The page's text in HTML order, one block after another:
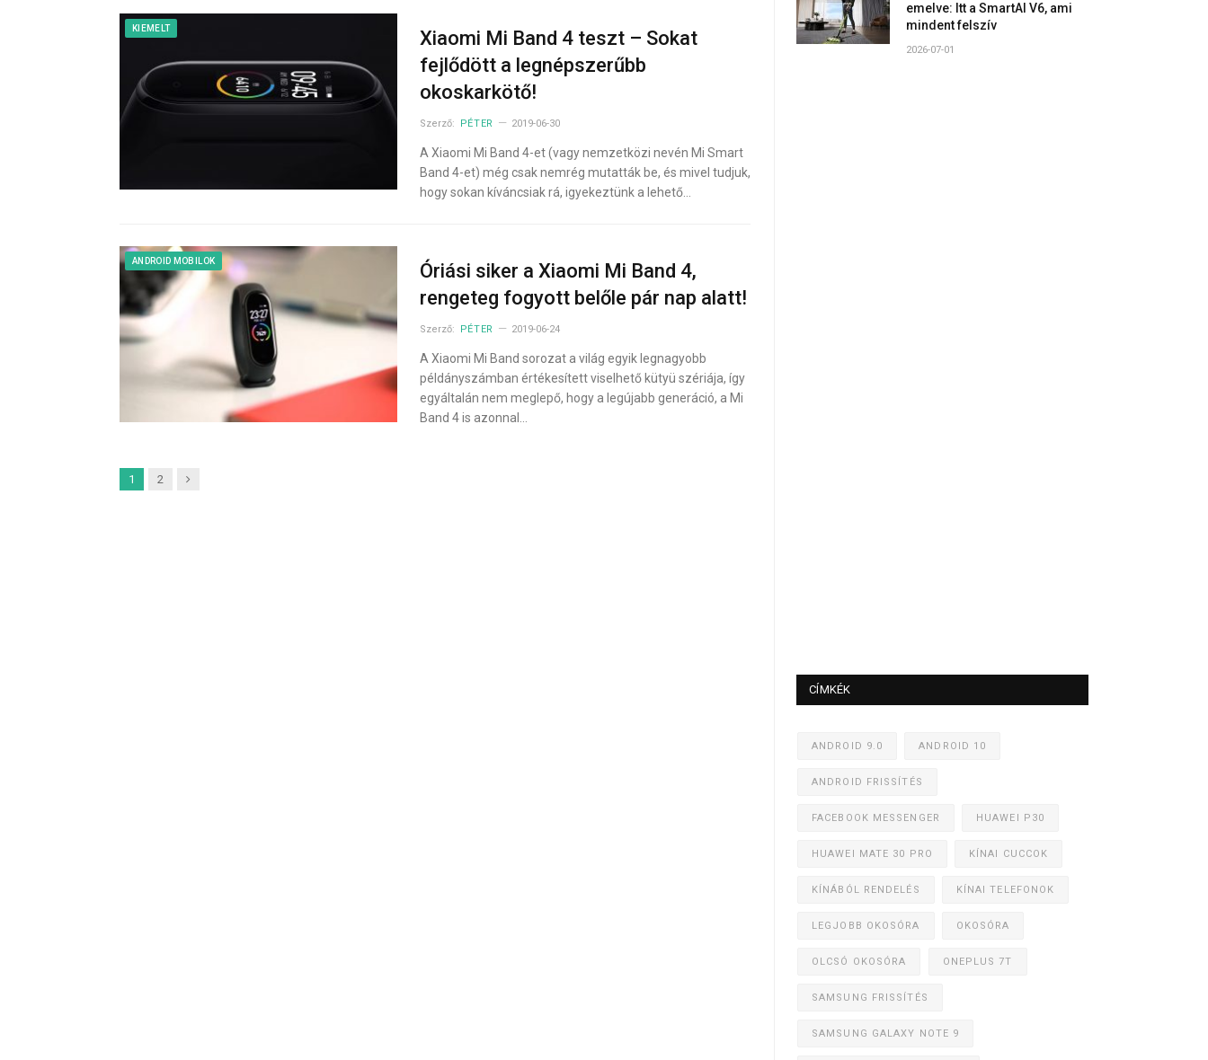
KIEMELT
Xiaomi Mi Band 4 teszt – Sokat
fejlődött a legnépszerűbb
okoskarkötő!
Szerző: PÉTER 2019-06-30
A Xiaomi Mi Band 4-et (vagy nemzetközi nevén Mi Smart
Band 4-et) még csak nemrég mutatták be, és mivel tudjuk,
hogy sokan kíváncsiak rá, igyekeztünk a lehető…
ANDROID MOBILOK
Óriási siker a Xiaomi Mi Band 4,
rengeteg fogyott belőle pár nap alatt!
Szerző: PÉTER 2019-06-24
A Xiaomi Mi Band sorozat a világ egyik legnagyobb
példányszámban értékesített viselhető kütyü szériája, így
egyáltalán nem meglepő, hogy a legújabb generáció, a Mi
Band 4 is azonnal…
1 2 Next
emelve: Itt a SmartAI V6, ami
mindent felszív
2026-07-01
CÍMKÉK
ANDROID 9.0 ANDROID 10
ANDROID FRISSÍTÉS
FACEBOOK MESSENGER HUAWEI P30
HUAWEI MATE 30 PRO KÍNAI CUCCOK
KÍNÁBÓL RENDELÉS KÍNAI TELEFONOK
LEGJOBB OKOSÓRA OKOSÓRA
OLCSÓ OKOSÓRA ONEPLUS 7T
SAMSUNG FRISSÍTÉS
SAMSUNG GALAXY NOTE 9